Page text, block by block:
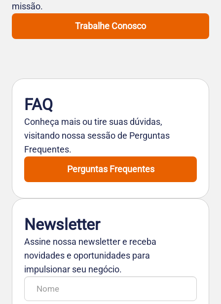
missão.
Trabalhe Conosco
FAQ
Conheça mais ou tire suas dúvidas,
visitando nossa sessão de Perguntas
Frequentes.
Perguntas Frequentes
Newsletter
Assine nossa newsletter e receba
novidades e oportunidades para
impulsionar seu negócio.